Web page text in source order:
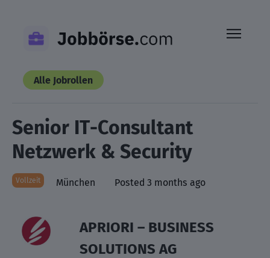
content
Alle Jobrollen
Senior IT-Consultant
Netzwerk & Security
Vollzeit München Posted 3 months ago
APRIORI – BUSINESS
SOLUTIONS AG